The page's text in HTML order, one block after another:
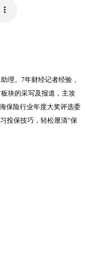
理。7年财经记者经验，
块的采写及报道，主攻
保险行业年度大奖评选委
投保技巧，轻松厘清“保